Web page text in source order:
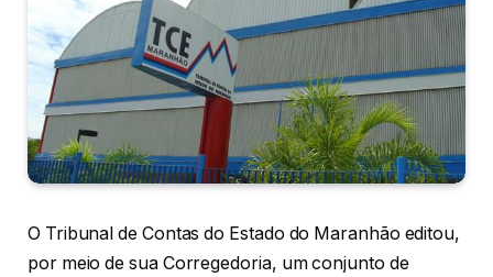
O Tribunal de Contas do Estado do Maranhão editou,
por meio de sua Corregedoria, um conjunto de